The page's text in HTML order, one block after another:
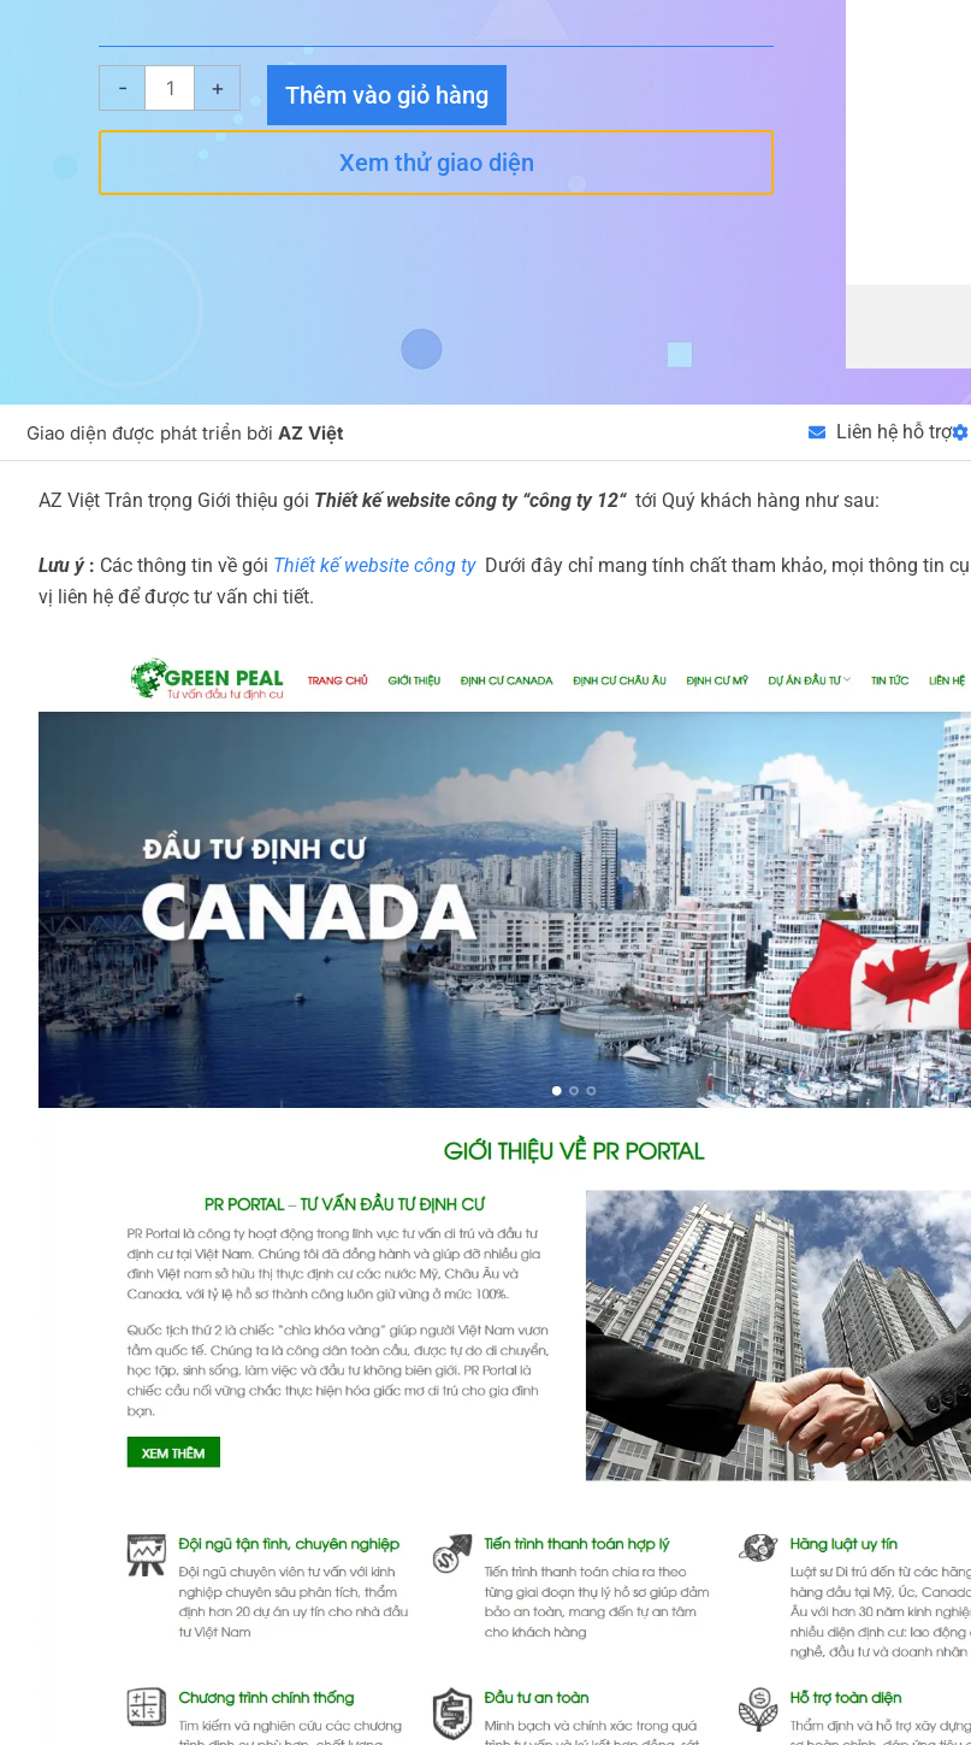
-
diện
+ Thêm vào giỏ hàng
Xem thử giao diện
Giao diện được phát triển bởi AZ Việt Liên hệ hỗ trợ
AZ Việt Trân trọng Giới thiệu gói Thiết kế website công ty “công ty 12“ tới Quý khách hàng như sau:
Lưu ý: Các thông tin về gói Thiết kế website công ty Dưới đây chỉ mang tính chất tham khảo, mọi thông tin
vị liên hệ để được tư vấn chi tiết.